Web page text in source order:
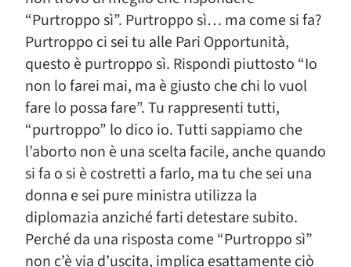
“Purtroppo sì”. Purtroppo sì… ma come si fa?
Purtroppo ci sei tu alle Pari Opportunità,
questo è purtroppo sì. Rispondi piuttosto “Io
non lo farei mai, ma è giusto che chi lo vuol
fare lo possa fare”. Tu rappresenti tutti,
“purtroppo” lo dico io. Tutti sappiamo che
l’aborto non è una scelta facile, anche quando
si fa o si è costretti a farlo, ma tu che sei una
donna e sei pure ministra utilizza la
diplomazia anziché farti detestare subito.
Perché da una risposta come “Purtroppo sì”
non c’è via d’uscita, implica esattamente ciò